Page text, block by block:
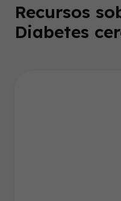
Recursos
Diabetes